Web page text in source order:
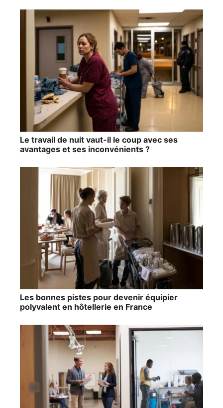
Le travail de nuit vaut-il le coup avec ses
avantages et ses inconvénients ?
Les bonnes pistes pour devenir équipier
polyvalent en hôtellerie en France